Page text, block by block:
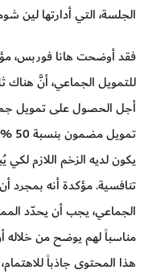
الجلسة، التي أدارتها لين
للتمويل الجماعي، أنَّ هناك
أجل الحصول على تمويل
يكون لديه الزخم اللازم لكي
تنافسية. مؤكدة أنه
الجماعي، يجب أن يحدّد
مناسباً لهم يوضح من خلاله
هذا المحتوى جاذباً